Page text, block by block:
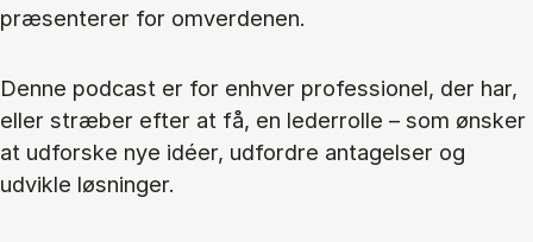
præsenterer for omverdenen.
Denne podcast er for enhver professionel, der har,
eller stræber efter at få, en lederrolle – som ønsker
at udforske nye idéer, udfordre antagelser og
udvikle løsninger.